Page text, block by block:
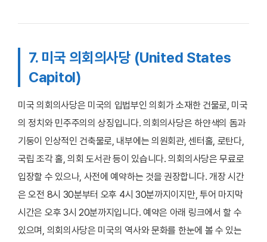
7. 미국 의회의사당 (United States
Capitol)
미국 의회의사당은 미국의 입법부인 의회가 소재한 건물로, 미국
의 정치와 민주주의의 상징입니다. 의회의사당은 하얀색의 돔과
기둥이 인상적인 건축물로, 내부에는 의원회관, 센터홀, 로탄다,
국립 조각 홀, 의회 도서관 등이 있습니다. 의회의사당은 무료로
입장할 수 있으나, 사전에 예약하는 것을 권장합니다. 개장 시간
은 오전 8시 30분부터 오후 4시 30분까지이지만, 투어 마지막
시간은 오후 3시 20분까지입니다. 예약은 아래 링크에서 할 수
있으며, 의회의사당은 미국의 역사와 문화를 한눈에 볼 수 있는